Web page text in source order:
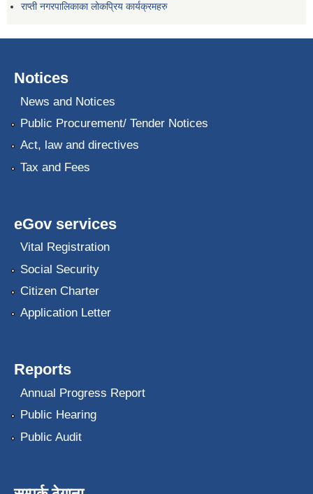
राप्ती नगरपालिकाका लोकप्रिय कार्यक्रमहरु
Notices
News and Notices
Public Procurement/ Tender Notices
Act, law and directives
Tax and Fees
eGov services
Vital Registration
Social Security
Citizen Charter
Application Letter
Reports
Annual Progress Report
Public Hearing
Public Audit